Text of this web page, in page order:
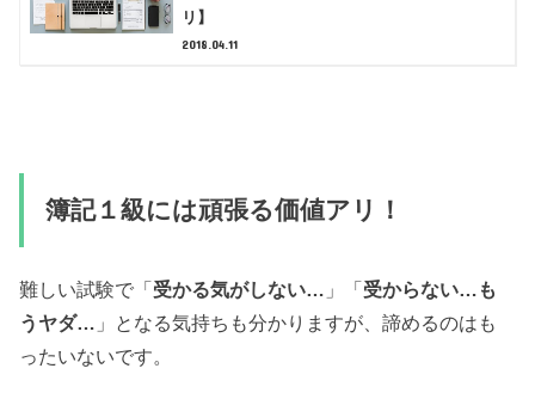
リ】
2018.04.11
簿記１級には頑張る価値アリ！
難しい試験で「 受かる気がしない… 」「 受からない…も
うヤダ… 」となる気持ちも分かりますが、諦めるのはも
ったいないです。